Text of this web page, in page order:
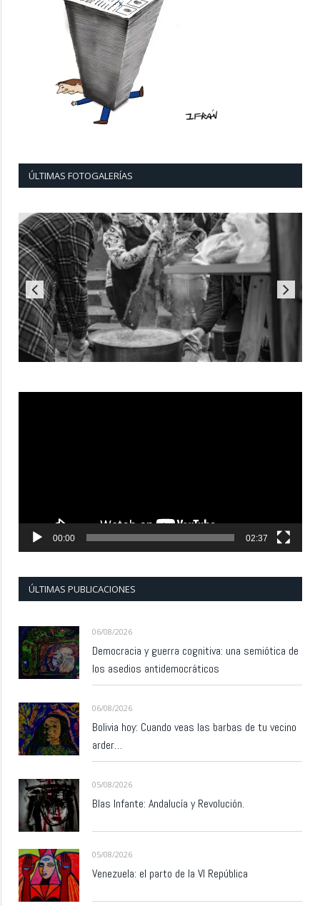
ÚLTIMAS FOTOGALERÍAS
00:00 02:37
ÚLTIMAS PUBLICACIONES
06/08/2026
Democracia y guerra cognitiva: una semiótica de
los asedios antidemocráticos
06/08/2026
Bolivia hoy: Cuando veas las barbas de tu vecino
arder…
05/08/2026
Blas Infante: Andalucía y Revolución.
05/08/2026
Venezuela: el parto de la VI República